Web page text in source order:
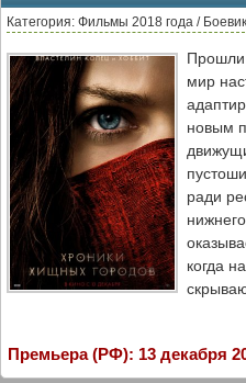
Категория: Фильмы 2018 года /
Прошли
мир
новым
ради
когда
но им
Премьера (РФ): 13 декабря